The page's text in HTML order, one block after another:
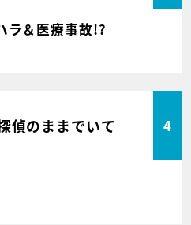
＆医療事故!?
偵のままでいて 4